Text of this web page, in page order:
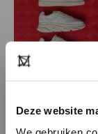
Deze website